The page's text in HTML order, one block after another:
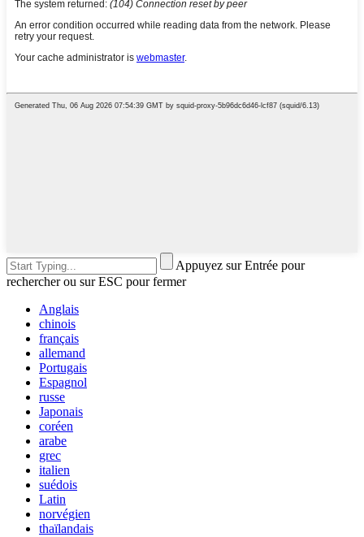
Appuyez sur Entrée pour
rechercher ou sur ESC pour fermer
Anglais
chinois
français
allemand
Portugais
Espagnol
russe
Japonais
coréen
arabe
grec
italien
suédois
Latin
norvégien
thaïlandais